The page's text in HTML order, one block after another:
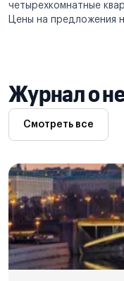
четырехкомнатные
Цены на предложения
Журнал о
Смотреть все